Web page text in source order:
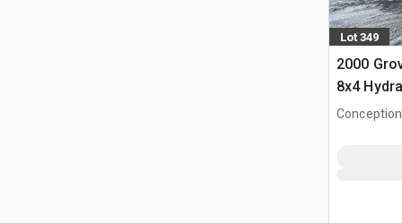
Lot 349
2000
8x4